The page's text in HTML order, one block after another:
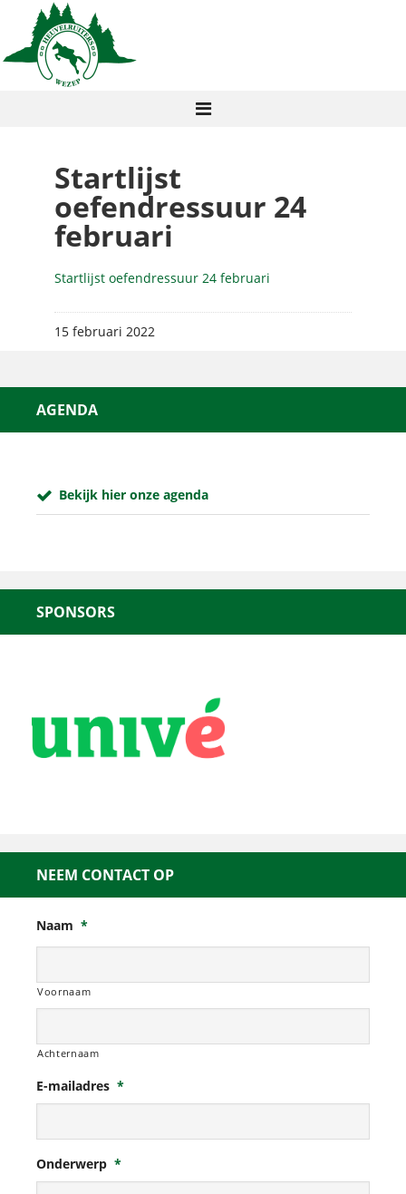
Startlijst
oefendressuur 24
februari
Startlijst oefendressuur 24 februari
15 februari 2022
AGENDA
Bekijk hier onze agenda
SPONSORS
NEEM CONTACT OP
Naam *
Voornaam
Achternaam
E-mailadres *
Onderwerp *